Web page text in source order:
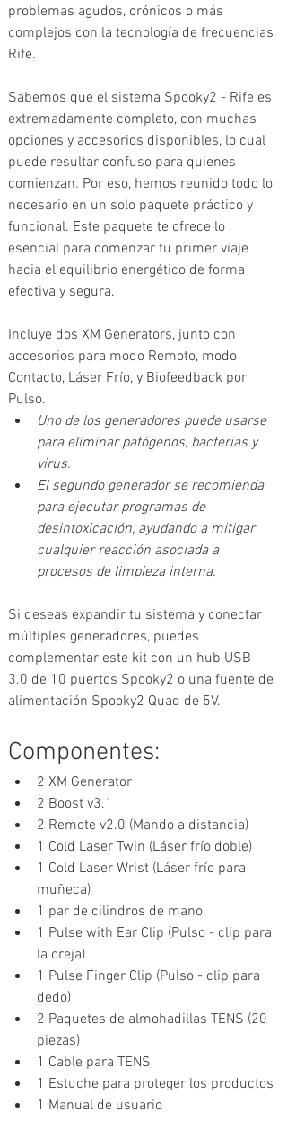
problemas agudos, crónicos o más
complejos con la tecnología de frecuencias
Rife.
Sabemos que el sistema Spooky2 - Rife es
extremadamente completo, con muchas
opciones y accesorios disponibles, lo cual
puede resultar confuso para quienes
comienzan. Por eso, hemos reunido todo lo
necesario en un solo paquete práctico y
funcional. Este paquete te ofrece lo
esencial para comenzar tu primer viaje
hacia el equilibrio energético de forma
efectiva y segura.
Incluye dos XM Generators, junto con
accesorios para modo Remoto, modo
Contacto, Láser Frío, y Biofeedback por
Pulso.
Uno de los generadores puede usarse
para eliminar patógenos, bacterias y
virus.
El segundo generador se recomienda
para ejecutar programas de
desintoxicación, ayudando a mitigar
cualquier reacción asociada a
procesos de limpieza interna.
Si deseas expandir tu sistema y conectar
múltiples generadores, puedes
complementar este kit con un hub USB
3.0 de 10 puertos Spooky2 o una fuente de
alimentación Spooky2 Quad de 5V.
Componentes:
2 XM Generator
2 Boost v3.1
2 Remote v2.0 (Mando a distancia)
1 Cold Laser Twin (Láser frío doble)
1 Cold Laser Wrist (Láser frío para
muñeca)
1 par de cilindros de mano
1 Pulse with Ear Clip (Pulso - clip para
la oreja)
1 Pulse Finger Clip (Pulso - clip para
dedo)
2 Paquetes de almohadillas TENS (20
piezas)
1 Cable para TENS
1 Estuche para proteger los productos
1 Manual de usuario